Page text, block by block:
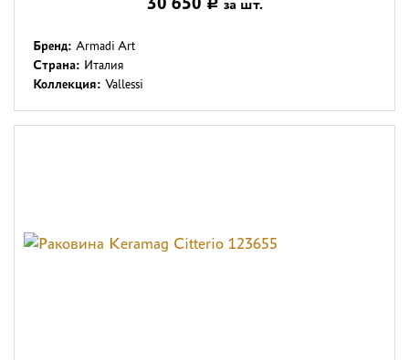
Р за шт.
Бренд: Armadi Art
Страна: Италия
Коллекция: Vallessi